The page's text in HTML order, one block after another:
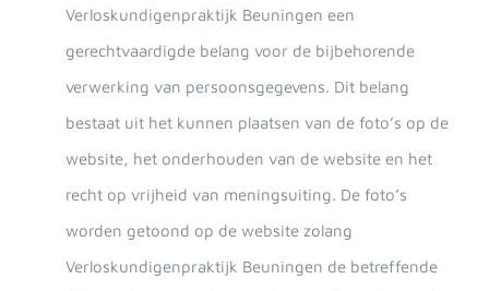
Verloskundigenpraktijk Beuningen een
gerechtvaardigde belang voor de bijbehorende
verwerking van persoonsgegevens. Dit belang
bestaat uit het kunnen plaatsen van de foto’s op de
website, het onderhouden van de website en het
recht op vrijheid van meningsuiting. De foto’s
worden getoond op de website zolang
Verloskundigenpraktijk Beuningen de betreffende